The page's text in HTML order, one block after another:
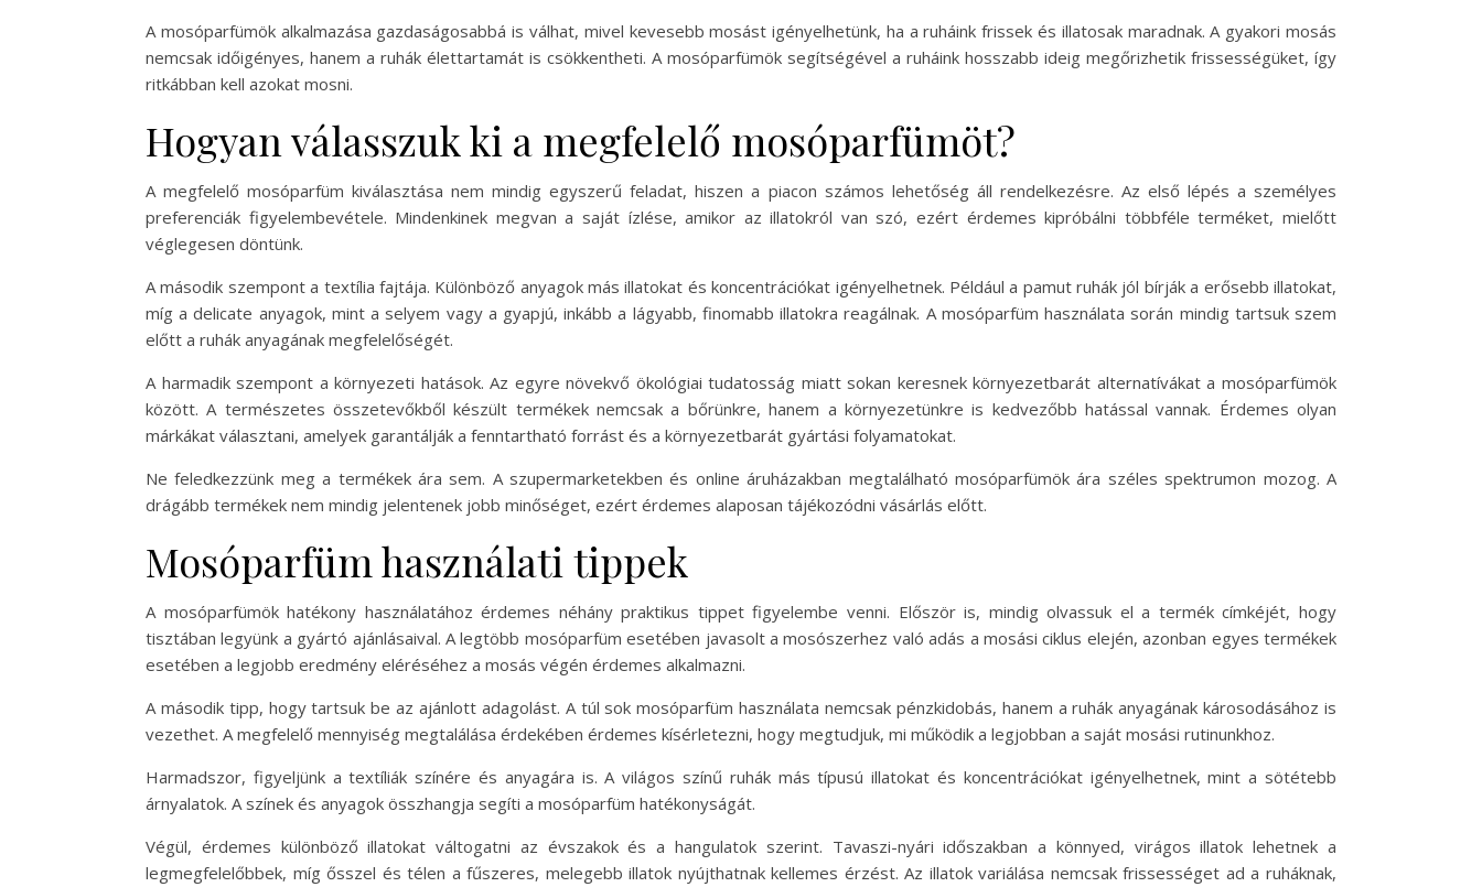
A mosóparfümök alkalmazása gazdaságosabbá is válhat, mivel kevesebb mosást igényelhetünk, ha a ruháink frissek és illatosak maradnak. A gyakori mosás
nemcsak időigényes, hanem a ruhák élettartamát is csökkentheti. A mosóparfümök segítségével a ruháink hosszabb ideig megőrizhetik frissességüket, így
ritkábban kell azokat mosni.
Hogyan válasszuk ki a megfelelő mosóparfümöt?
A megfelelő mosóparfüm kiválasztása nem mindig egyszerű feladat, hiszen a piacon számos lehetőség áll rendelkezésre. Az első lépés a személyes
preferenciák figyelembevétele. Mindenkinek megvan a saját ízlése, amikor az illatokról van szó, ezért érdemes kipróbálni többféle terméket, mielőtt
véglegesen döntünk.
A második szempont a textília fajtája. Különböző anyagok más illatokat és koncentrációkat igényelhetnek. Például a pamut ruhák jól bírják a erősebb illatokat,
míg a delicate anyagok, mint a selyem vagy a gyapjú, inkább a lágyabb, finomabb illatokra reagálnak. A mosóparfüm használata során mindig tartsuk szem
előtt a ruhák anyagának megfelelőségét.
A harmadik szempont a környezeti hatások. Az egyre növekvő ökológiai tudatosság miatt sokan keresnek környezetbarát alternatívákat a mosóparfümök
között. A természetes összetevőkből készült termékek nemcsak a bőrünkre, hanem a környezetünkre is kedvezőbb hatással vannak. Érdemes olyan
márkákat választani, amelyek garantálják a fenntartható forrást és a környezetbarát gyártási folyamatokat.
Ne feledkezzünk meg a termékek ára sem. A szupermarketekben és online áruházakban megtalálható mosóparfümök ára széles spektrumon mozog. A
drágább termékek nem mindig jelentenek jobb minőséget, ezért érdemes alaposan tájékozódni vásárlás előtt.
Mosóparfüm használati tippek
A mosóparfümök hatékony használatához érdemes néhány praktikus tippet figyelembe venni. Először is, mindig olvassuk el a termék címkéjét, hogy
tisztában legyünk a gyártó ajánlásaival. A legtöbb mosóparfüm esetében javasolt a mosószerhez való adás a mosási ciklus elején, azonban egyes termékek
esetében a legjobb eredmény eléréséhez a mosás végén érdemes alkalmazni.
A második tipp, hogy tartsuk be az ajánlott adagolást. A túl sok mosóparfüm használata nemcsak pénzkidobás, hanem a ruhák anyagának károsodásához is
vezethet. A megfelelő mennyiség megtalálása érdekében érdemes kísérletezni, hogy megtudjuk, mi működik a legjobban a saját mosási rutinunkhoz.
Harmadszor, figyeljünk a textíliák színére és anyagára is. A világos színű ruhák más típusú illatokat és koncentrációkat igényelhetnek, mint a sötétebb
árnyalatok. A színek és anyagok összhangja segíti a mosóparfüm hatékonyságát.
Végül, érdemes különböző illatokat váltogatni az évszakok és a hangulatok szerint. Tavaszi-nyári időszakban a könnyed, virágos illatok lehetnek a
legmegfelelőbbek, míg ősszel és télen a fűszeres, melegebb illatok nyújthatnak kellemes érzést. Az illatok variálása nemcsak frissességet ad a ruháknak,